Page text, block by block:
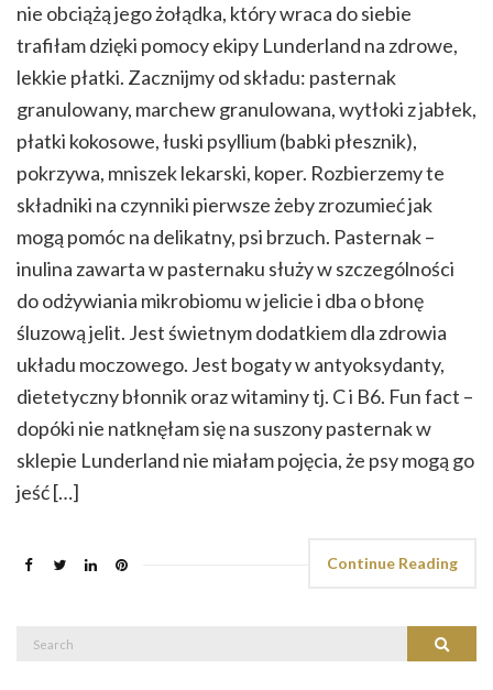
nie obciążą jego żołądka, który wraca do siebie
trafiłam dzięki pomocy ekipy Lunderland na zdrowe,
lekkie płatki. Zacznijmy od składu: pasternak
granulowany, marchew granulowana, wytłoki z jabłek,
płatki kokosowe, łuski psyllium (babki płesznik),
pokrzywa, mniszek lekarski, koper. Rozbierzemy te
składniki na czynniki pierwsze żeby zrozumieć jak
mogą pomóc na delikatny, psi brzuch. Pasternak –
inulina zawarta w pasternaku służy w szczególności
do odżywiania mikrobiomu w jelicie i dba o błonę
śluzową jelit. Jest świetnym dodatkiem dla zdrowia
układu moczowego. Jest bogaty w antyoksydanty,
dietetyczny błonnik oraz witaminy tj. C i B6. Fun fact –
dopóki nie natknęłam się na suszony pasternak w
sklepie Lunderland nie miałam pojęcia, że psy mogą go
jeść […]
Continue Reading
Search
Search